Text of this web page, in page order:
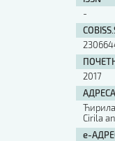
-
2017
АДРЕСА
Cirila
е-